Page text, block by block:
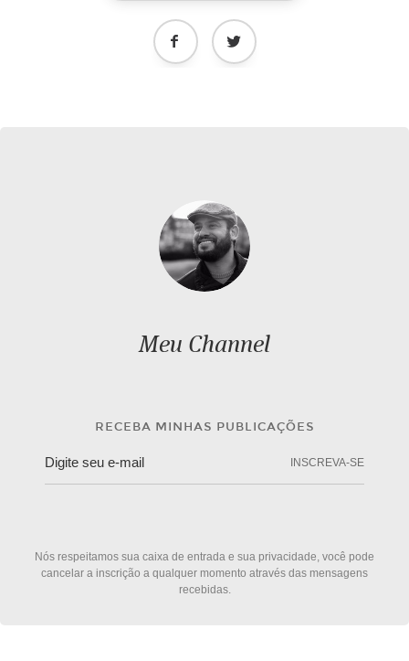
Meu Channel
RECEBA MINHAS PUBLICAÇÕES
INSCREVA-SE
Nós respeitamos sua caixa de entrada e sua privacidade, você pode
cancelar a inscrição a qualquer momento através das mensagens
recebidas.